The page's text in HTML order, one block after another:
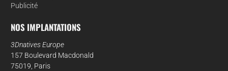
Publicité
NOS IMPLANTATIONS
3Dnatives Europe
157 Boulevard Macdonald
75019, Paris